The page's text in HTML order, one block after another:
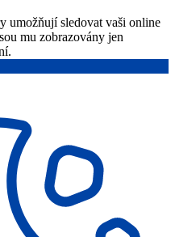
umožňují sledovat vaši online
mu zobrazovány jen